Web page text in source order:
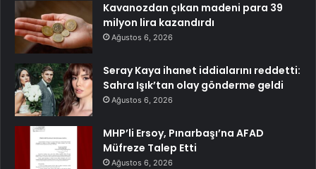
Kavanozdan çıkan madeni para 39
milyon lira kazandırdı
Ağustos 6, 2026
Seray Kaya ihanet iddialarını reddetti:
Sahra Işık’tan olay gönderme geldi
Ağustos 6, 2026
MHP’li Ersoy, Pınarbaşı’na AFAD
Müfreze Talep Etti
Ağustos 6, 2026